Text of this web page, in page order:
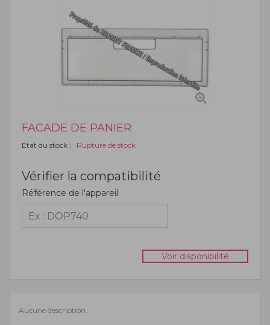
FACADE DE PANIER
État du stock : Rupture de stock
Vérifier la compatibilité
Référence de l'appareil
Voir disponibilité
Aucune description.